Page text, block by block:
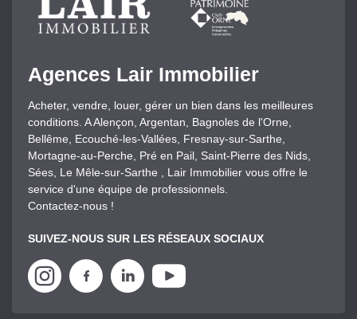
Agences Lair Immobilier
Acheter, vendre, louer, gérer un bien dans les meilleures
conditions. A Alençon, Argentan, Bagnoles de l'Orne,
Bellême, Ecouché-les-Vallées, Fresnay-sur-Sarthe,
Mortagne-au-Perche, Pré en Pail, Saint-Pierre des Nids,
Sées, Le Mêle-sur-Sarthe , Lair Immobilier vous offre le
service d'une équipe de professionnels.
Contactez-nous !
SUIVEZ-NOUS SUR LES RÉSEAUX SOCIAUX